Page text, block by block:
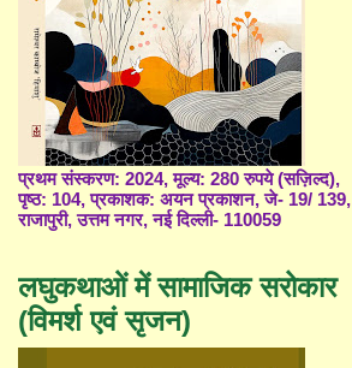
प्रथम संस्करण: 2024, मूल्य: 280 रुपये (सज़िल्द),
पृष्ठ: 104, प्रकाशक: अयन प्रकाशन, जे- 19/ 139,
राजापुरी, उत्तम नगर, नई दिल्ली- 110059
लघुकथाओं में सामाजिक सरोकार
(विमर्श एवं सृजन)